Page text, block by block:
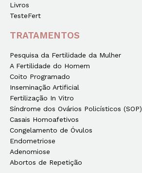
Livros
TesteFert
TRATAMENTOS
Pesquisa da Fertilidade da Mulher
A Fertilidade do Homem
Coito Programado
Inseminação Artificial
Fertilização In Vitro
Síndrome dos Ovários Policísticos (SOP)
Casais Homoafetivos
Congelamento de Óvulos
Endometriose
Adenomiose
Abortos de Repetição